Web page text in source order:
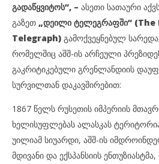
გადაწყვიტოს“, – ასეთი სათაური
გაზეთ „დეილი ტელეგრაფში“ (The
Telegraph) გამოქვეყნებულ
რომელშიც აშშ-ის არჩეული
გაკრიტიკებული გრენლანდიის
სურვილთან დაკავშირებით:
1867 წელს რუსეთის იმპერიის
ხელისუფლებას ალასკას
უილიამ სიუარდი, აშშ-ის
მდივანი და ექსპანსიის